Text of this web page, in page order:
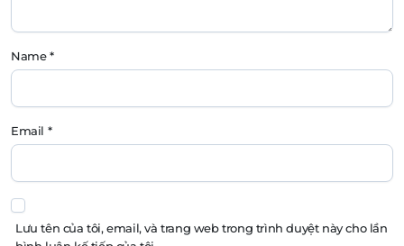
Name*
Email *
Lưu tên của tôi, email, và trang web trong trình duyệt này cho lần